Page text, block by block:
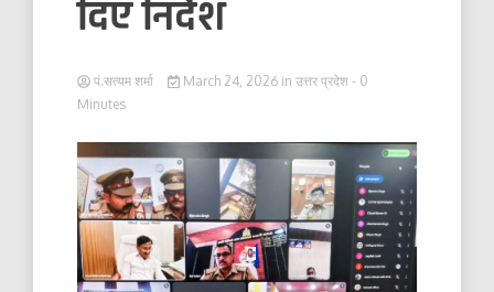
दिए निर्देश
पं.सत्यम शर्मा March 24, 2026 in उत्तर प्रदेश - 0
Minutes